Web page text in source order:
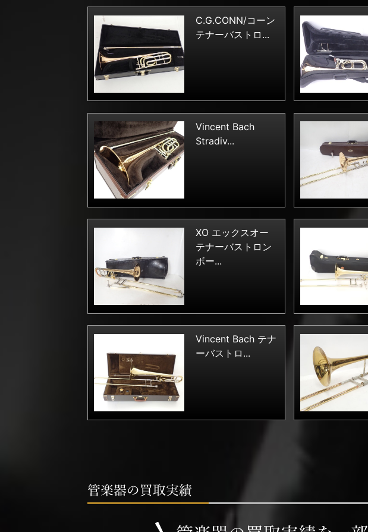
C.G.CONN/コーン
テナーバストロ...
Vincent Bach
Stradiv...
XO エックスオー
テナーバストロン
ボー...
Vincent Bach テナ
ーバストロ...